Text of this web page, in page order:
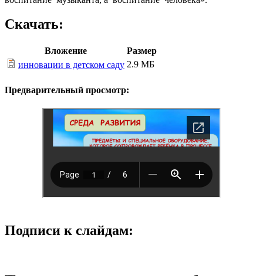
Скачать:
Вложение
Размер
инновации в детском саду 2.9 МБ
Предварительный просмотр:
Подписи к слайдам: